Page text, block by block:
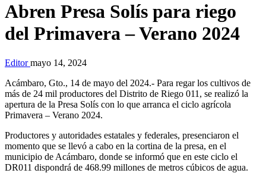
Abren Presa Solís para riego
del Primavera – Verano 2024
Editormayo 14, 2024
Acámbaro, Gto., 14 de mayo del 2024.- Para regar los cultivos de
más de 24 mil productores del Distrito de Riego 011, se realizó la
apertura de la Presa Solís con lo que arranca el ciclo agrícola
Primavera – Verano 2024.
Productores y autoridades estatales y federales, presenciaron el
momento que se llevó a cabo en la cortina de la presa, en el
municipio de Acámbaro, donde se informó que en este ciclo el
DR011 dispondrá de 468.99 millones de metros cúbicos de agua.